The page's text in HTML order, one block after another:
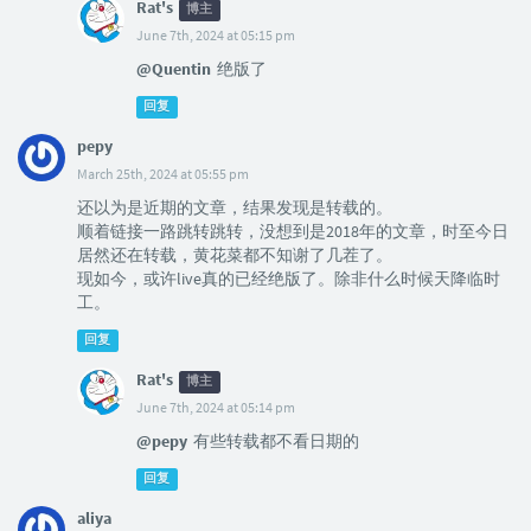
Rat's 博主
June 7th, 2024 at 05:15 pm
@Quentin 绝版了
回复
pepy
March 25th, 2024 at 05:55 pm
还以为是近期的文章，结果发现是转载的。
顺着链接一路跳转跳转，没想到是2018年的文章，时至今日
居然还在转载，黄花菜都不知谢了几茬了。
现如今，或许live真的已经绝版了。除非什么时候天降临时
工。
回复
Rat's 博主
June 7th, 2024 at 05:14 pm
@pepy 有些转载都不看日期的
回复
aliya